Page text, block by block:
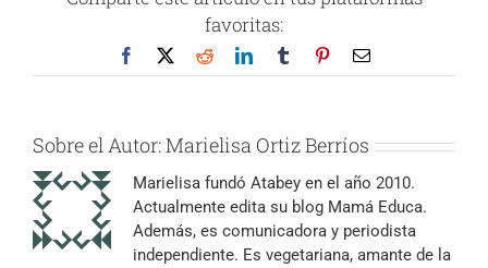
favoritas:
Facebook RedditLinkedInTumblr PinterestCorreo
electrónico
Sobre el Autor:Marielisa Ortiz Berríos
Marielisa fundó Atabey en el año 2010.
Actualmente edita su blog Mamá Educa.
Además, es comunicadora y periodista
independiente. Es vegetariana, amante de la